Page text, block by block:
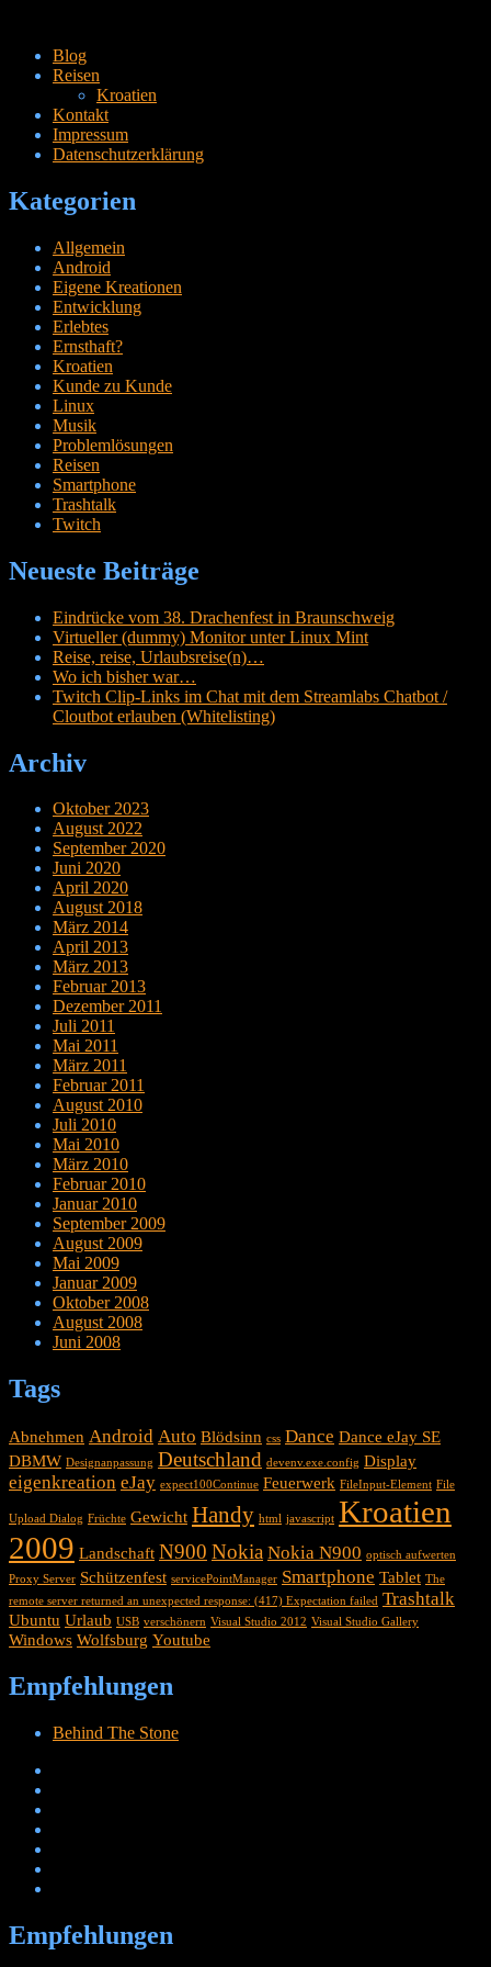
Zum
Inhalt
Blog
Reisen
Kroatien
Kontakt
Impressum
Datenschutzerklärung
Kategorien
Allgemein
Android
Eigene Kreationen
Entwicklung
Erlebtes
Ernsthaft?
Kroatien
Kunde zu Kunde
Linux
Musik
Problemlösungen
Reisen
Smartphone
Trashtalk
Twitch
Neueste Beiträge
Eindrücke vom 38. Drachenfest in Braunschweig
Virtueller (dummy) Monitor unter Linux Mint
Reise, reise, Urlaubsreise(n)…
Wo ich bisher war…
Twitch Clip-Links im Chat mit dem Streamlabs Chatbot /
Cloutbot erlauben (Whitelisting)
Archiv
Oktober 2023
August 2022
September 2020
Juni 2020
April 2020
August 2018
März 2014
April 2013
März 2013
Februar 2013
Dezember 2011
Juli 2011
Mai 2011
März 2011
Februar 2011
August 2010
Juli 2010
Mai 2010
März 2010
Februar 2010
Januar 2010
September 2009
August 2009
Mai 2009
Januar 2009
Oktober 2008
August 2008
Juni 2008
Tags
Abnehmen Android Auto Blödsinn css Dance Dance eJay SE
DBMW Designanpassung Deutschland devenv.exe.config Display
eigenkreation eJay expect100Continue Feuerwerk FileInput-Element File
Upload Dialog Früchte Gewicht Handy html javascript Kroatien
2009 Landschaft N900 Nokia Nokia N900 optisch aufwerten
Proxy Server Schützenfest servicePointManager Smartphone Tablet The
remote server returned an unexpected response: (417) Expectation failed Trashtalk
Ubuntu Urlaub USB verschönern Visual Studio 2012 Visual Studio Gallery
Windows Wolfsburg Youtube
Empfehlungen
Behind The Stone
Empfehlungen